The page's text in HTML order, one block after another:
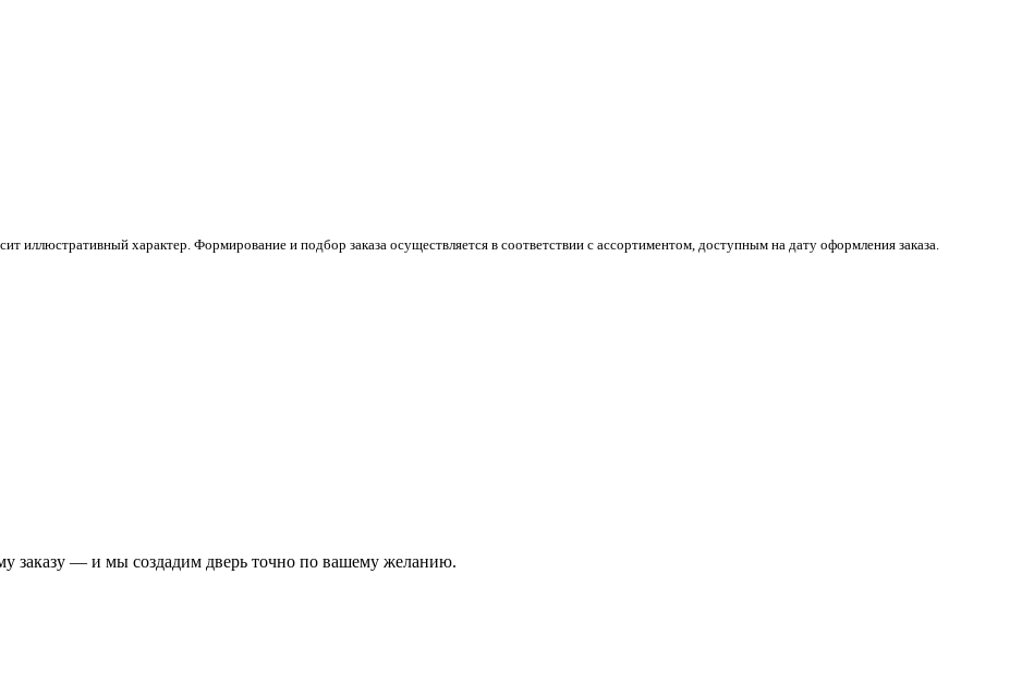
иллюстративный характер. Формирование и подбор заказа осуществляется в соответствии с ассортиментом, доступным на дату оформления заказа.
заказу — и мы создадим дверь точно по вашему желанию.